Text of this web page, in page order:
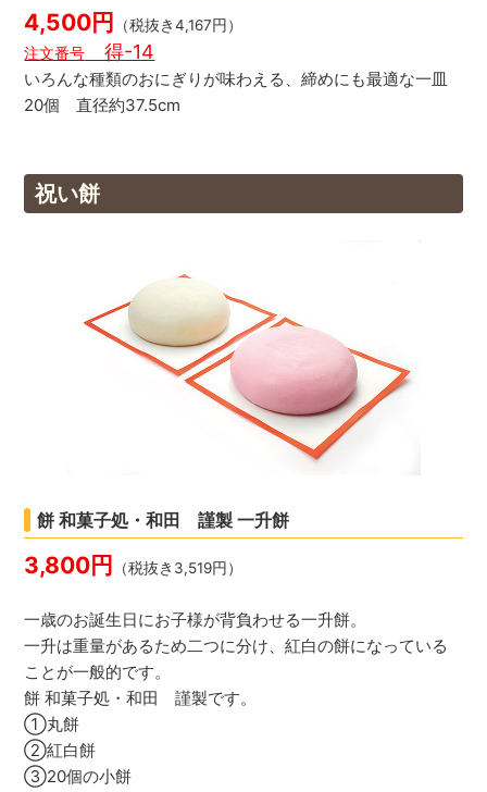
4,500円
（税抜き4,167円）
注文番号
得-14
いろんな種類のおにぎりが味わえる、締めにも最適な一皿
20個 直径約37.5cm
祝い餅
餅 和菓子処・和田 謹製 一升餅
3,800円 （税抜き3,519円）
一歳のお誕生日にお子様が背負わせる一升餅。
一升は重量があるため二つに分け、紅白の餅になっている
ことが一般的です。
餅 和菓子処・和田 謹製です。
①丸餅
②紅白餅
③20個の小餅